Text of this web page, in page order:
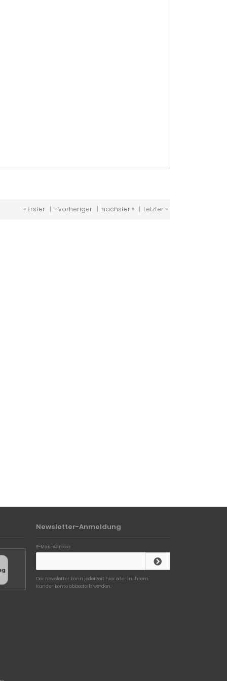
« Erster | « vorheriger | nächster » | Letzter »
Newsletter-Anmeldung
E-Mail-Adresse:
Der Newsletter kann jederzeit hier oder in Ihrem
Kundenkonto abbestellt werden.